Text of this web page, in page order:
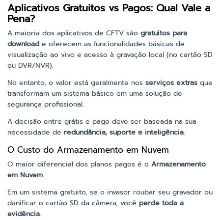
Aplicativos Gratuitos vs Pagos: Qual Vale a
Pena?
A maioria dos aplicativos de CFTV são gratuitos para
download e oferecem as funcionalidades básicas de
visualização ao vivo e acesso à gravação local (no cartão SD
ou DVR/NVR).
No entanto, o valor está geralmente nos serviços extras que
transformam um sistema básico em uma solução de
segurança profissional.
A decisão entre grátis e pago deve ser baseada na sua
necessidade de redundância, suporte e inteligência.
O Custo do Armazenamento em Nuvem
O maior diferencial dos planos pagos é o Armazenamento
em Nuvem.
Em um sistema gratuito, se o invasor roubar seu gravador ou
danificar o cartão SD da câmera, você perde toda a
evidência.